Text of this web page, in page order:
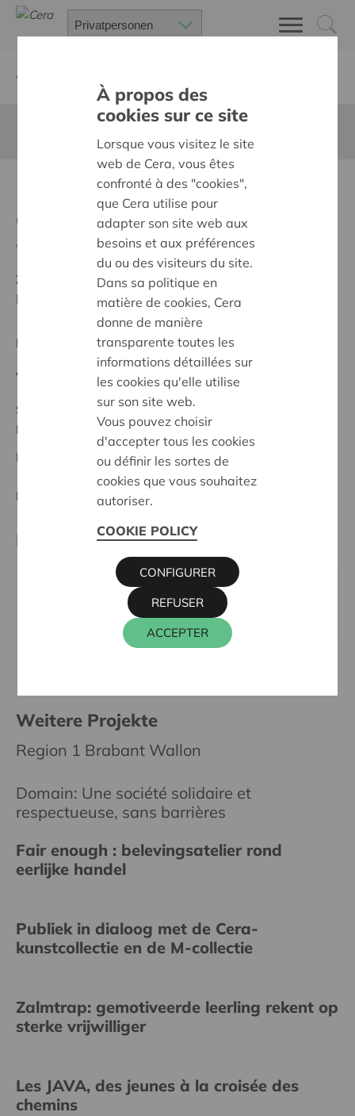
Donner une voix pour
apprendre
Ziel:
Une société solidaire et respectueuse, sans
barrières
Regionales Projekt
Anfangsdatum:12/05/2026
Stand :
In treatment
Brabant Wallon
Datum:
12/05/2026
Entscheidung:Approved
Kontaktperson
CHRISTOPHE KEVELAER
016 27 96 23
christophe.kevelaer@cera.coop
Weitere Projekte
Region 1 Brabant Wallon
Domain: Une société solidaire et
respectueuse, sans barrières
Fair enough : belevingsatelier rond
eerlijke handel
Publiek in dialoog met de Cera-
kunstcollectie en de M-collectie
Zalmtrap: gemotiveerde leerling rekent op
sterke vrijwilliger
Les JAVA, des jeunes à la croisée des
chemins
À propos des
cookies sur ce site
Lorsque vous visitez le site
web de Cera, vous êtes
confronté à des "cookies",
que Cera utilise pour
adapter son site web aux
besoins et aux préférences
du ou des visiteurs du site.
Dans sa politique en
matière de cookies, Cera
donne de manière
transparente toutes les
informations détaillées sur
les cookies qu'elle utilise
sur son site web.
Vous pouvez choisir
d'accepter tous les cookies
ou définir les sortes de
cookies que vous souhaitez
autoriser.
COOKIE POLICY
ACCEPTER
REFUSER
CONFIGURER